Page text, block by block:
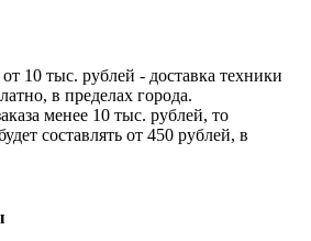
10 тыс. рублей - доставка техники
в пределах города.
менее 10 тыс. рублей, то
составлять от 450 рублей, в